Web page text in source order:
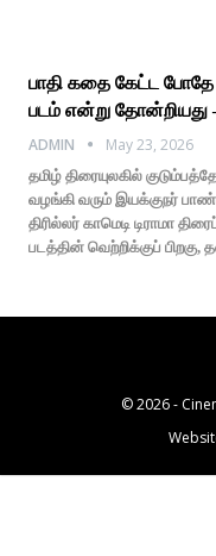
பாதி கதை கேட்ட
படம் என்று தோன்றியது
ADMIN
May 23, 2026
தமிழ் திரையுலகில்
வழங்கி வரும் இயக்குநர்
திரில்லர் காமெடி டிராமா
படத்தின் வெற்றிக்குப் பிறகு,
© 2026 -